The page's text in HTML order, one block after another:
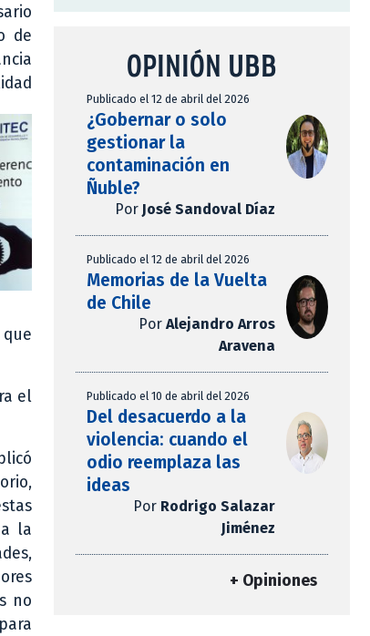
de
el
la
no
OPINIÓN UBB
Publicado el 12 de abril del 2026
¿Gobernar o solo
gestionar la
contaminación en
Ñuble?
Por José Sandoval Díaz
Publicado el 12 de abril del 2026
Memorias de la Vuelta
de Chile
Por Alejandro Arros
Aravena
Publicado el 10 de abril del 2026
Del desacuerdo a la
violencia: cuando el
odio reemplaza las
ideas
Por Rodrigo Salazar
Jiménez
+ Opiniones